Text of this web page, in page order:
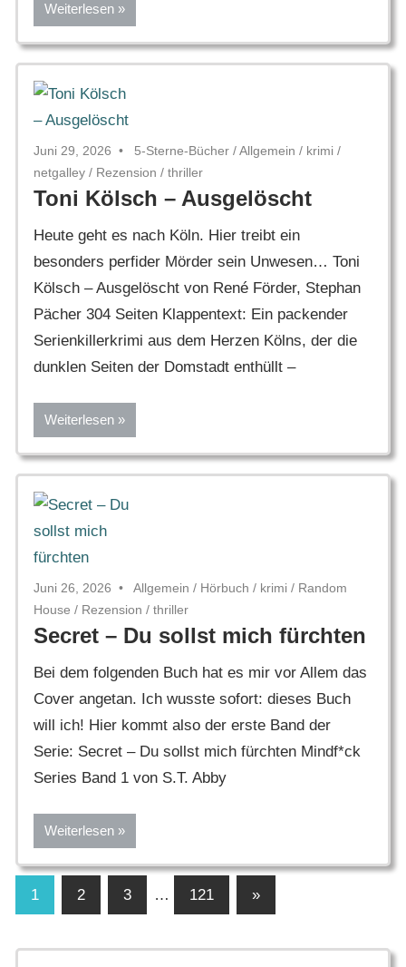
Weiterlesen
Juni 29, 2026 5-Sterne-Bücher /Allgemein / krimi /
netgalley / Rezension / thriller
Toni Kölsch – Ausgelöscht
Heute geht es nach Köln. Hier treibt ein
besonders perfider Mörder sein Unwesen… Toni
Kölsch – Ausgelöscht von René Förder, Stephan
Pächer 304 Seiten Klappentext: Ein packender
Serienkillerkrimi aus dem Herzen Kölns, der die
dunklen Seiten der Domstadt enthüllt –
Weiterlesen
Juni 26, 2026 Allgemein / Hörbuch / krimi / Random
House / Rezension / thriller
Secret – Du sollst mich fürchten
Bei dem folgenden Buch hat es mir vor Allem das
Cover angetan. Ich wusste sofort: dieses Buch
will ich! Hier kommt also der erste Band der
Serie: Secret – Du sollst mich fürchten Mindf*ck
Series Band 1 von S.T. Abby
Weiterlesen
Seitennummerierung
1 2 3 … 121
Nächste
Beiträge
»